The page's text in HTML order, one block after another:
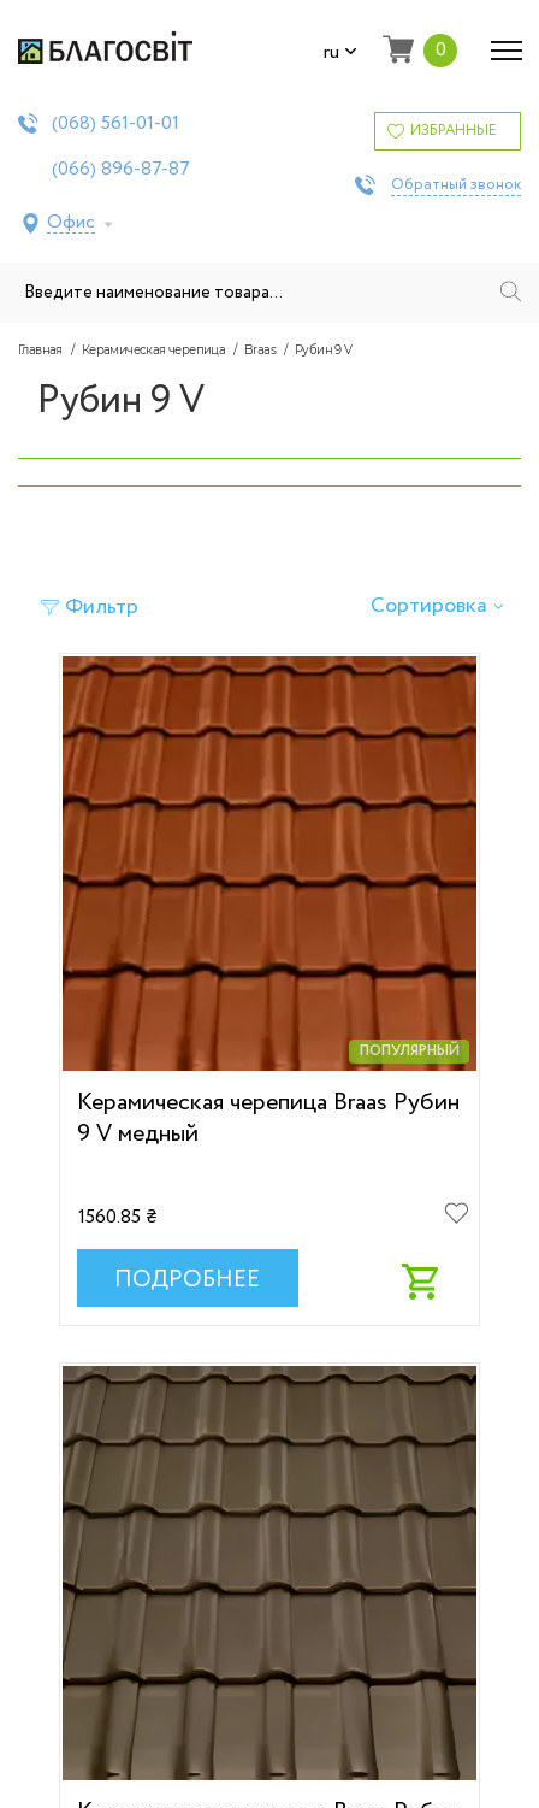
ru 0
(068) 561-01-01
(066) 896-87-87
Офис
ИЗБРАННЫЕ
Обратный звонок
Главная Керамическая черепица Braas Рубин 9 V
Рубин 9 V
‹ ›
Фильтр Сортировка
ПОПУЛЯРНЫЙ
Керамическая черепица Braas Рубин
9 V медный
1560.85 ₴
ПОДРОБНЕЕ